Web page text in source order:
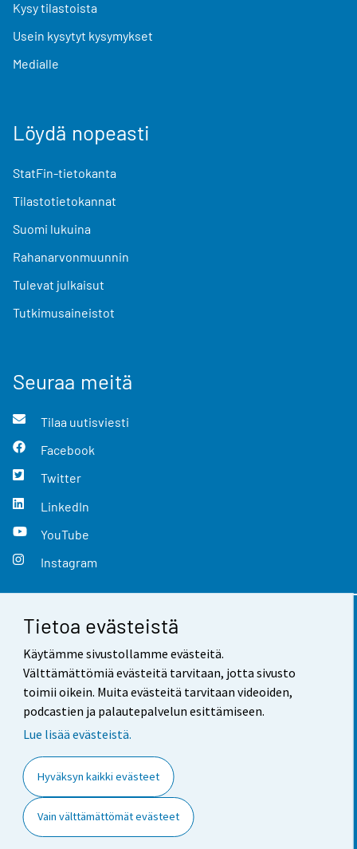
Tietoa evästeistä
Käytämme sivustollamme evästeitä.
Välttämättömiä evästeitä tarvitaan, jotta sivusto
toimii oikein. Muita evästeitä tarvitaan videoiden,
podcastien ja palautepalvelun esittämiseen.
Lue lisää evästeistä.
Hyväksyn kaikki evästeet
Vain välttämättömät evästeet
Kysy tilastoista
Usein kysytyt kysymykset
Medialle
Löydä nopeasti
StatFin-tietokanta
Tilastotietokannat
Suomi lukuina
Rahanarvonmuunnin
Tulevat julkaisut
Tutkimusaineistot
Seuraa meitä
Tilaa uutisviesti
Facebook
Twitter
LinkedIn
YouTube
Instagram
Yhteystiedot
Palaute
Käyttöehdot
Saavutettavuus
Tietoa sivustosta
Evästeasetukset